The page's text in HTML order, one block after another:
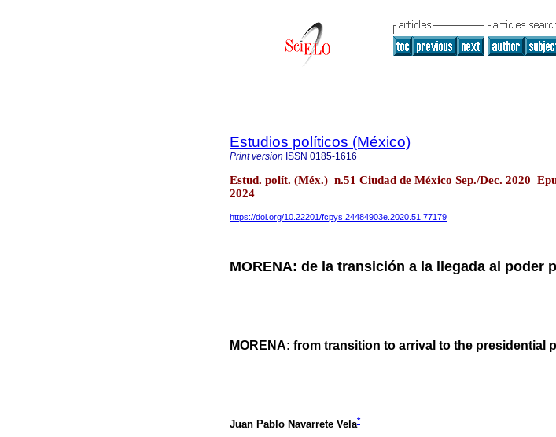
Estudios políticos (México)
Print version ISSN 0185-1616
Estud. polít. (Méx.) n.51 Ciudad de México Sep./Dec. 2020
2024
https://doi.org/10.22201/fcpys.24484903e.2020.51.77179
MORENA: de la transición a la llegada al poder
MORENA: from transition to arrival to the presidential
Juan Pablo Navarrete Vela*